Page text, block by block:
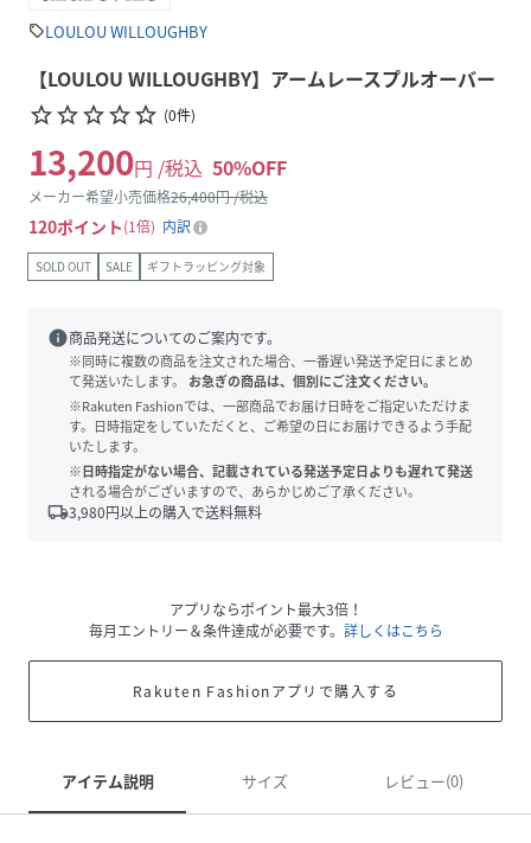
sellLOULOU WILLOUGHBY
【LOULOU WILLOUGHBY】アームレースプルオーバー
star_borderstar_borderstar_borderstar_borderstar_border (0件)
13,200円 /税込 50%OFF
メーカー希望小売価格26,400円 /税込
120ポイント 1倍 内訳
SOLD OUT SALE ギフトラッピング対象
info商品発送についてのご案内です。
※同時に複数の商品を注文された場合、一番遅い発送予定日にまとめ
て発送いたします。
お急ぎの商品は、個別にご注文ください。
※Rakuten Fashionでは、一部商品でお届け日時をご指定いただけま
す。日時指定をしていただくと、ご希望の日にお届けできるよう手配
いたします。
※日時指定がない場合、記載されている発送予定日よりも遅れて発送
される場合がございますので、あらかじめご了承ください。
local_shipping3,980円以上の購入で送料無料
アプリならポイント最大3倍！
毎月エントリー＆条件達成が必要です。 詳しくはこちら
Rakuten Fashionアプリで購入する
アイテム説明 サイズ レビュー(0)